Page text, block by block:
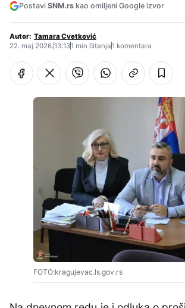
Postavi SNM.rs kao omiljeni Google izvor
Autor: Tamara Cvetković
22. maj 2026.13:131 min čitanja1 komentara
FOTO:kragujevac.ls.gov.rs